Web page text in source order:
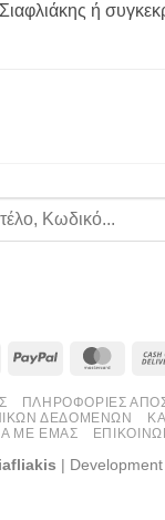
ή
Visa PayPal
ΠΛΗΡΟΦΟΡΊΕΣ
ΔΕΔΟΜΈΝΩΝ
ΜΕ ΕΜΆΣ
|